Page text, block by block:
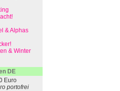
& Alphas
& Winter
DE
Euro
portofrei